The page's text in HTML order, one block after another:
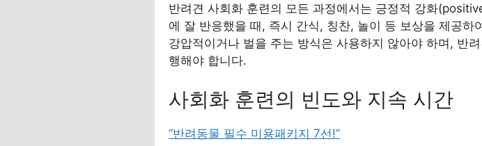
반려견 사회화 훈련의 모든 과정에서는 긍정적 강화
에 잘 반응했을 때, 즉시 간식, 칭찬, 놀이 등 보상을 제공
강압적이거나 벌을 주는 방식은 사용하지 않아야 하며, 반
행해야 합니다.
사회화 훈련의 빈도와 지속 시간
“반려동물 필수 미용패키지 7선!”